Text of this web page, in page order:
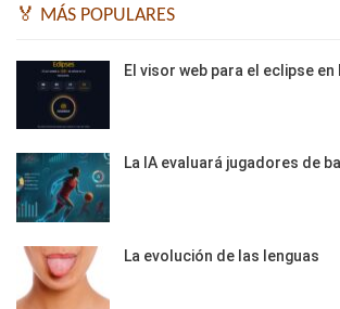
🏅 MÁS POPULARES
El visor web para el eclipse en
La IA evaluará jugadores de
La evolución de las lenguas